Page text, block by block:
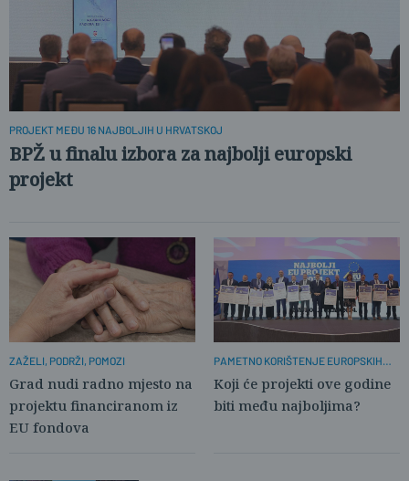
PROJEKT MEĐU 16 NAJBOLJIH U HRVATSKOJ
BPŽ u finalu izbora za najbolji europski
projekt
ZAŽELI, PODRŽI, POMOZI
Grad nudi radno mjesto na
projektu financiranom iz
EU fondova
PAMETNO KORIŠTENJE EUROPSKIH
Koji će projekti ove godine
biti među najboljima?